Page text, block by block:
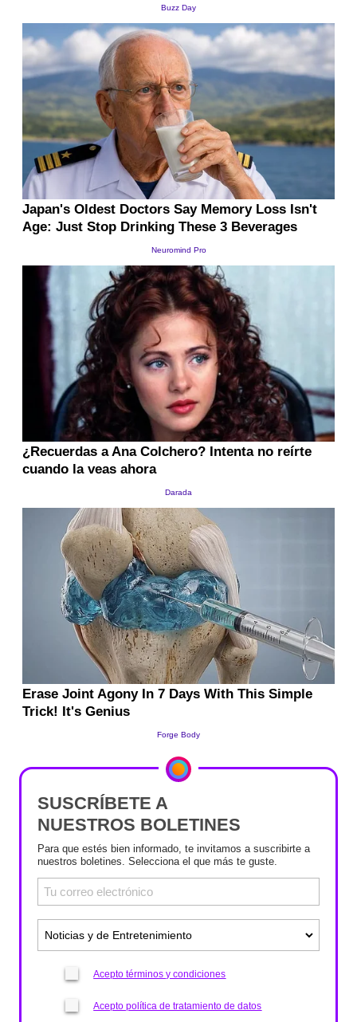
SUSCRÍBETE A
NUESTROS BOLETINES
Para que estés bien informado, te invitamos a suscribirte a
nuestros boletines. Selecciona el que más te guste.
Acepto términos y condiciones
Acepto política de tratamiento de datos